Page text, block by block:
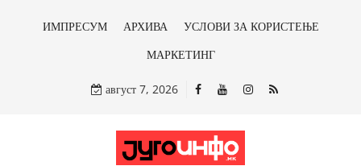
ИМПРЕСУМ АРХИВА
УСЛОВИ ЗА КОРИСТЕЊЕ
МАРКЕТИНГ
август 7, 2026